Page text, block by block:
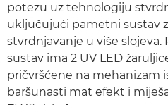
potezu uz tehnologiju
uključujući pametni sustav
stvrdnjavanje u više slojeva.
sustav ima 2 UV LED
pričvršćene na mehanizam
baršunasti mat efekt i